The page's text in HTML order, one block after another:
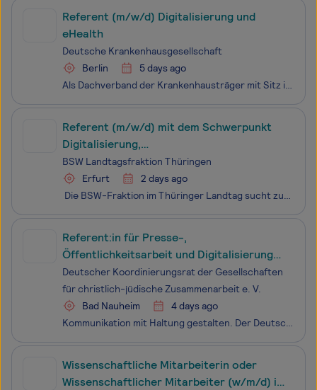
Referent (m/w/d) Digitalisierung und
eHealth
Deutsche Krankenhausgesellschaft
Berlin
5 days ago
Als Dachverband der Krankenhausträger mit Sitz in Berlin vertreten wir bundesweit sowie auf europäischer und internationaler Ebene die Interessen der deutschen Krankenhausträger und deren Verbände. WIR SIND DIE STIMME DER KRANKENHÄUSER Wir suchen Sie zum nächstmöglichen Zeitpunkt in Vollzeit (39,0 S
Referent (m/w/d) mit dem Schwerpunkt
Digitalisierung,
Verwaltungsmodernisierung und
Entbürokratisierung
BSW Landtagsfraktion Thüringen
Erfurt
2 days ago
Die BSW-Fraktion im Thüringer Landtag sucht zum nächstmöglichen Zeitpunkt einen Referenten (m/w/d) mit dem Schwerpunkt Digitalisierung, Verwaltungsmodernisierung und Entbürokratisierung. Lassen Sie uns gemeinsam eine moderne, bürgernahe und leistungsfähige Verwaltung für Thüringen
Referent:in für Presse-,
Öffentlichkeitsarbeit und Digitalisierung
(m/w/d)
Deutscher Koordinierungsrat der Gesellschaften
für christlich-jüdische Zusammenarbeit e. V.
Bad Nauheim
4 days ago
Kommunikation mit Haltung gestalten. Der Deutsche Koordinierungsrat e. V. (DKR) setzt sich bundesweit für Dialog, Demokratie und gesellschaftlichen Zusammenhalt ein. Gemeinsam mit den Gesellschaften für Christlich-Jüdische Zusammenarbeit engagieren wir uns gegen Antisemitismus, Rassismus und jede Fo
Wissenschaftliche Mitarbeiterin oder
Wissenschaftlicher Mitarbeiter (w/m/d) im